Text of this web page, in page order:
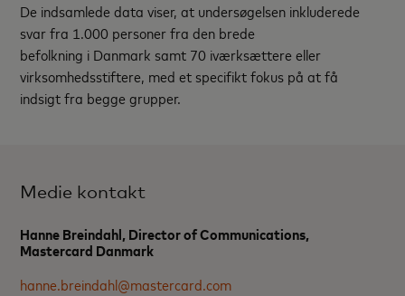
De indsamlede data viser, at undersøgelsen inkluderede
svar fra 1.000 personer fra den brede
befolkning i Danmark samt 70 iværksættere eller
virksomhedsstiftere, med et specifikt fokus på at få
indsigt fra begge grupper.
Medie kontakt
Hanne Breindahl, Director of Communications,
Mastercard Danmark
hanne.breindahl@mastercard.com